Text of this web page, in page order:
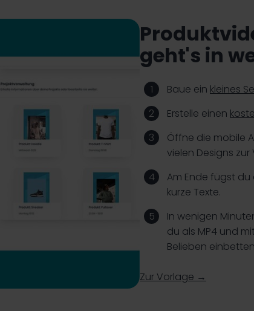
geht's in
Baue ein kleines
Erstelle einen
Öffne die mobile
vielen Designs
Am Ende fügst
kurze Texte.
In wenigen
du als MP4 und
Belieben
Zur Vorlage →